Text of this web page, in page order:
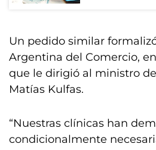
Un pedido similar
Argentina del Comercio,
que le dirigió al ministro
Matías Kulfas.
“Nuestras clínicas han
condicionalmente